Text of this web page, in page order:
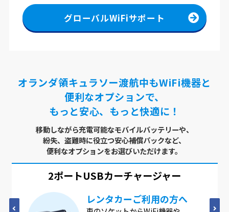
グローバルWiFiサポート
オランダ領キュラソー渡航中もWiFi機器と
便利なオプションで、
もっと安心、もっと快適に！
移動しながら充電可能なモバイルバッテリーや、
紛失、盗難時に役立つ安心補償パックなど、
便利なオプションをお選びいただけます。
2ポートUSBカーチャージャー
レンタカーご利用の方へ